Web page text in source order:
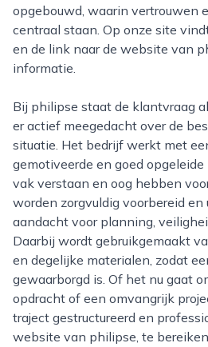
opgebouwd, waarin vertrouwen
centraal staan. Op onze site
en de link naar de website van
informatie.
Bij philipse staat de klantvraag altijd centraal en wordt
er actief meegedacht over de
situatie. Het bedrijf werkt met
gemotiveerde en goed
vak verstaan en oog hebben
worden zorgvuldig voorbereid en
aandacht voor planning,
Daarbij wordt gebruikgemaakt
en degelijke materialen, zodat
gewaarborgd is. Of het nu gaat
opdracht of een omvangrijk
traject gestructureerd en
website van philipse, te